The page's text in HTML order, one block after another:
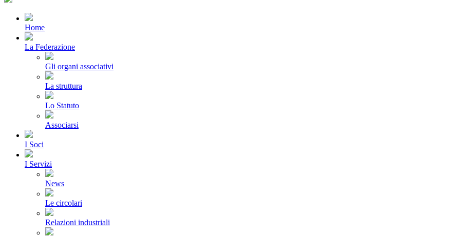
Home
La Federazione
Gli organi associativi
La struttura
Lo Statuto
Associarsi
I Soci
I Servizi
News
Le circolari
Relazioni industriali